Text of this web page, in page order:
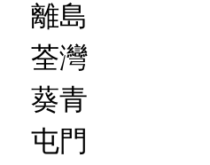
離島
荃灣
葵青
屯門